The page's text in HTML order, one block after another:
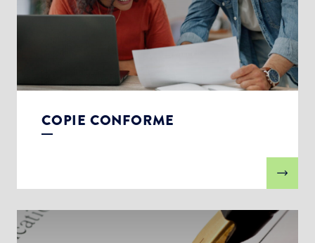
COPIE CONFORME